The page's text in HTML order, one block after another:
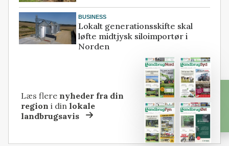
BUSINESS
Lokalt generationsskifte skal
løfte midtjysk siloimportør i
Norden
Læs flere nyheder fra din
region i dinlokale
landbrugsavis